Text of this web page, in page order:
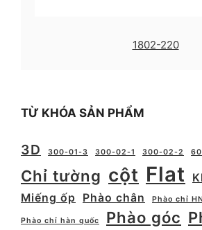
1802-220
TỪ KHÓA SẢN PHẨM
3D 300-01-3 300-02-1 300-02-2
Chỉ tường cột Flat
Miếng ốp
Phào chân Phào chỉ
Phào chỉ hàn quốc Phào góc